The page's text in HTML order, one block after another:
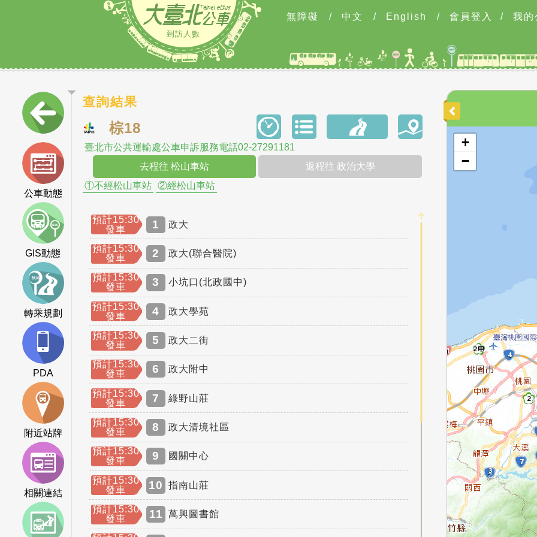
到訪人數
無障礙 / 中文 / English / 會員登入 / 我的
公車動態
GIS動態
轉乘規劃
PDA
附近站牌
相關連結
查詢結果
棕18
臺北市公共運輸處公車申訴服務電話02-27291181
去程往 松山車站
返程往 政治大學
①不經松山車站
②經松山車站
預計15:30
發車
1 政大
預計15:30
發車
2 政大(聯合醫院)
預計15:30
發車
3 小坑口(北政國中)
預計15:30
發車
4 政大學苑
預計15:30
發車
5 政大二街
預計15:30
發車
6 政大附中
預計15:30
發車
7 綠野山莊
預計15:30
發車
8 政大清境社區
預計15:30
發車
9 國關中心
預計15:30
發車
10 指南山莊
預計15:30
發車
11 萬興圖書館
開啟地圖
+
−